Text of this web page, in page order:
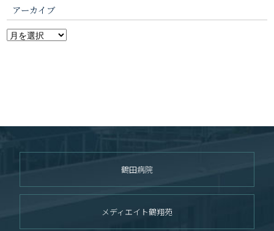
アーカイブ
鶴田病院
メディエイト鶴翔苑